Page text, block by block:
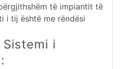
të impiantit të
i tij është me rëndësi
i